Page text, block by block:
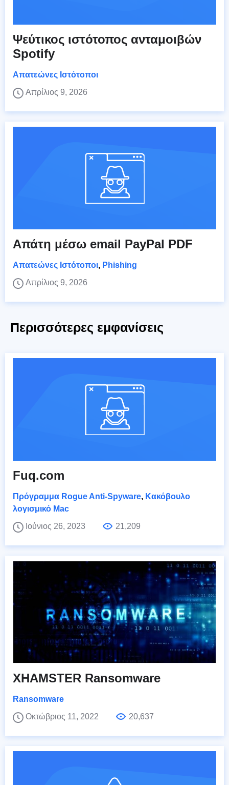
Ψεύτικος ιστότοπος ανταμοιβών
Spotify
Απατεώνες Ιστότοποι
Απρίλιος 9, 2026
Απάτη μέσω email PayPal PDF
Απατεώνες Ιστότοποι, Phishing
Απρίλιος 9, 2026
Περισσότερες εμφανίσεις
Fuq.com
Πρόγραμμα Rogue Anti-Spyware, Κακόβουλο
λογισμικό Mac
Ιούνιος 26, 2023
21,209
XHAMSTER Ransomware
Ransomware
Οκτώβριος 11, 2022
20,637